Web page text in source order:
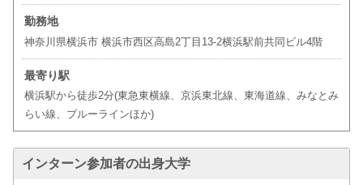
勤務地
神奈川県横浜市 横浜市西区高島2丁目13-2横浜駅前共同ビル4階
最寄り駅
横浜駅から徒歩2分(東急東横線、京浜東北線、東海道線、みなとみ
らい線、ブルーラインほか)
インターン参加者の出身大学